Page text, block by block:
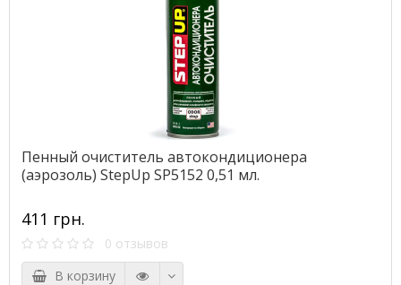
Пенный очиститель автокондиционера
(аэрозоль) StepUp SP5152 0,51 мл.
411 грн.
0 отзывов
В корзину